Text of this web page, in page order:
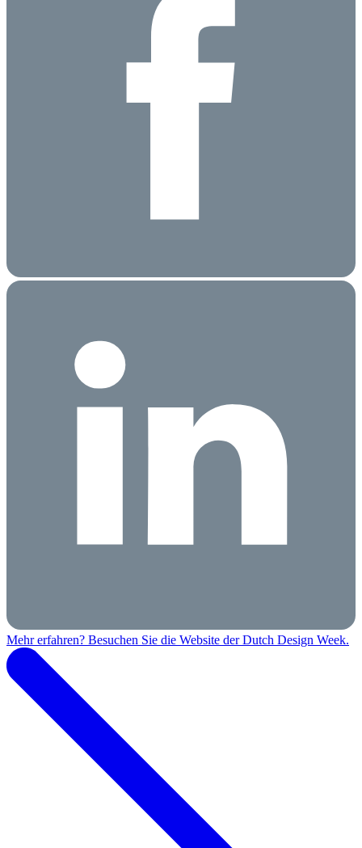
Mehr erfahren? Besuchen Sie die Website der Dutch Design Week.